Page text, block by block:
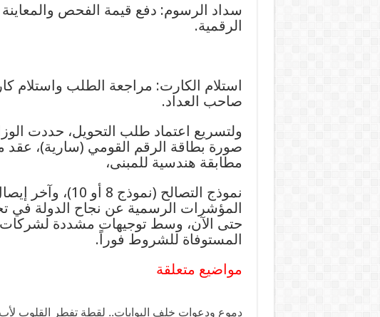
سداد الرسوم: دفع قيمة الفحص والمعاينة
الرقمية.
استلام الكارت: مراجعة الطلب واستلام
صاحب العداد.
ولتسريع اعتماد طلب التحويل، حددت
صورة بطاقة الرقم القومي (سارية)، عقد
مطابقة هندسية للمبنى،
نموذج التصالح
حتى الآن، وسط توجيهات مشددة لشركات
المستوفاة للشروط فوراً.
مواضيع متعلقة
دموع ودعوات خلف البوابات.. لقطة تفطر القلوب لأب